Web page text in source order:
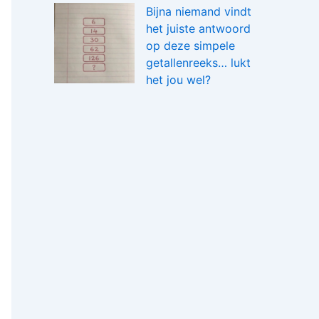
Bijna niemand vindt
het juiste antwoord
op deze simpele
getallenreeks… lukt
het jou wel?